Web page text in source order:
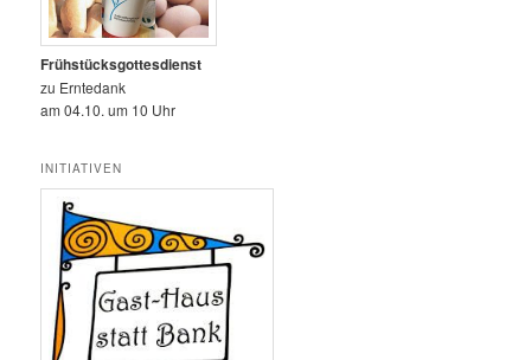
Frühstücksgottesdienst
zu Erntedank
am 04.10. um 10 Uhr
INITIATIVEN